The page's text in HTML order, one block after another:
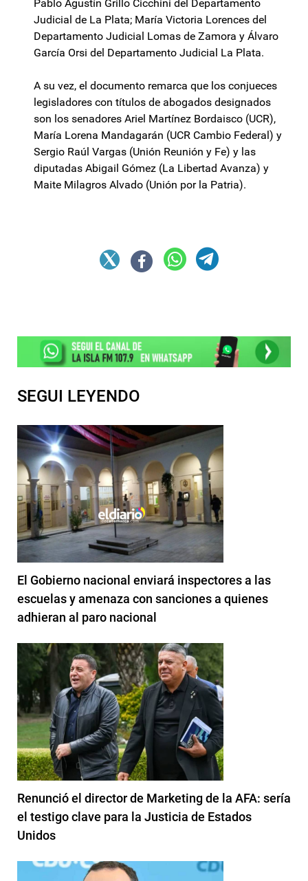
Pablo Agustín Grillo Cicchini del Departamento
Judicial de La Plata; María Victoria Lorences del
Departamento Judicial Lomas de Zamora y Álvaro
García Orsi del Departamento Judicial La Plata.
A su vez, el documento remarca que los conjueces
legisladores con títulos de abogados designados
son los senadores Ariel Martínez Bordaisco (UCR),
María Lorena Mandagarán (UCR Cambio Federal) y
Sergio Raúl Vargas (Unión Reunión y Fe) y las
diputadas Abigail Gómez (La Libertad Avanza) y
Maite Milagros Alvado (Unión por la Patria).
SEGUI LEYENDO
El Gobierno nacional enviará inspectores a las
escuelas y amenaza con sanciones a quienes
adhieran al paro nacional
Renunció el director de Marketing de la AFA: sería
el testigo clave para la Justicia de Estados
Unidos